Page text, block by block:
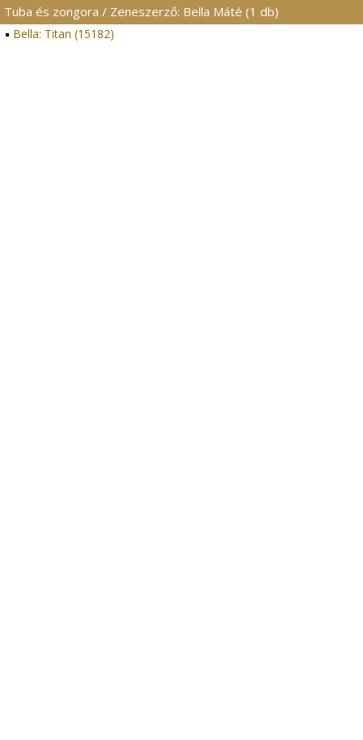
Tuba és zongora / Zeneszerző: Bella Máté (1 db)
Bella: Titan (15182)